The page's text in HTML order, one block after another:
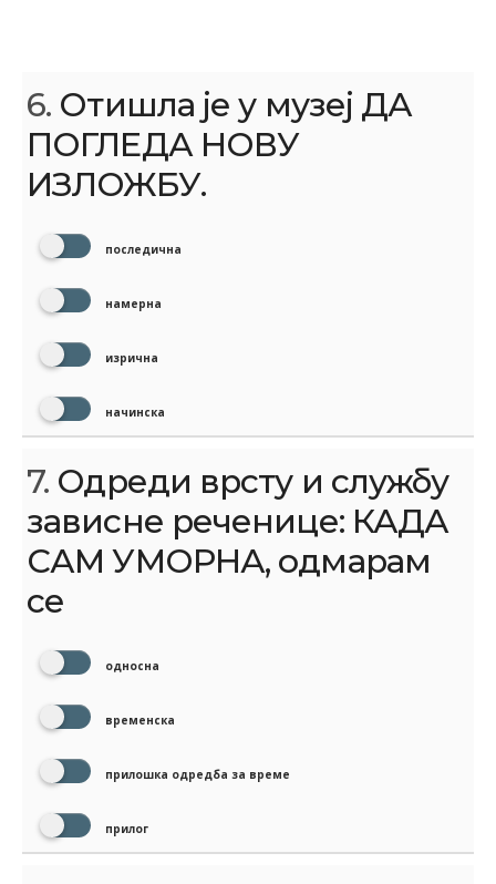
6. Отишла је у музеј ДА
ПОГЛЕДА НОВУ
ИЗЛОЖБУ.
последична
намерна
изрична
начинска
7. Одреди врсту и службу
зависне реченице: КАДА
САМ УМОРНА, одмарам
се
односна
временска
прилошка одредба за време
прилог